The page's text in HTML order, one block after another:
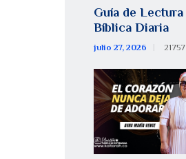
Guía de Lectura
Bíblica Diaria
julio 27, 2026 21757